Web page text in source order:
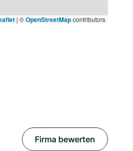
| ©OpenStreetMapcontributors
Firma bewerten